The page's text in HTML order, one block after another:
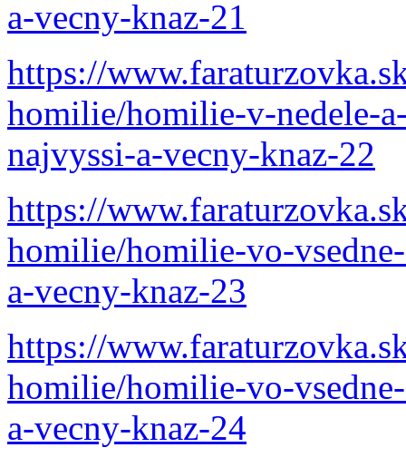
a-vecny-knaz-21
https://
homilie/homilie-v-nedele-
najvyssi-a-vecny-knaz-22
https://
homilie/homilie-vo-
a-vecny-knaz-23
https://
homilie/homilie-vo-
a-vecny-knaz-24